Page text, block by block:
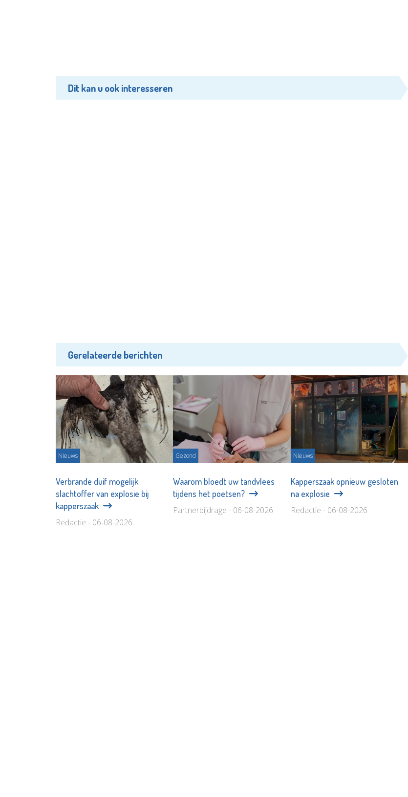
Dit kan u ook interesseren
Gerelateerde berichten
Nieuws
Verbrande duif mogelijk
slachtoffer van explosie bij
kapperszaak
Redactie - 06-08-2026
Gezond
Waarom bloedt uw tandvlees
tijdens het poetsen?
Partnerbijdrage - 06-08-2026
Nieuws
Kapperszaak opnieuw gesloten
na explosie
Redactie - 06-08-2026